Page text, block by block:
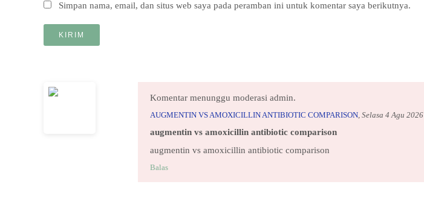
Simpan nama, email, dan situs web saya pada peramban ini untuk komentar saya berikutnya.
Komentar menunggu moderasi admin.
AUGMENTIN VS AMOXICILLIN ANTIBIOTIC COMPARISON, Selasa 4 Agu 2026
augmentin vs amoxicillin antibiotic comparison
augmentin vs amoxicillin antibiotic comparison
Balas